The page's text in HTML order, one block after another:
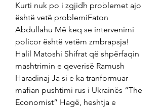
Kurti nuk po i zgjidh problemet ajo
është vetë problemiFaton
Abdullahu Më keq se intervenimi
policor është vetëm zmbrapsja!
Halil Matoshi Shifrat që shpërfaqin
mashtrimin e qeverisë Ramush
Haradinaj Ja si e ka tranformuar
mafian pushtimi rus i Ukrainës “The
Economist” Hagë, heshtja e